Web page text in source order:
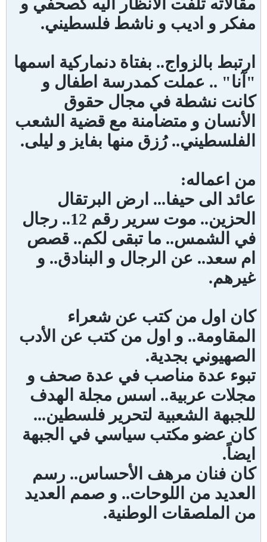
مقالاته تلفت الأنظار اليه كصحفي و
مفكر و اديب و ناشط فلسطيني.
ارتبط بالزواج.. بفتاة دنماركية اسمها
"آنا" .. عملت كمدرسة اطفال و
كانت نشطة في مجال حقوق
الأنسان و متضامنة مع قضية الشعب
الفلسطيني.. رُزق منها بفايز و ليلى.
من اعماله:
عائد الى حيفا... ارض البرتقال
الحزين.. موت سرير رقم 12.. رجال
في الشمس.. ما تبقى لكم.. قصص
ام سعد.. عن الرجال و البنادق.. و
غيرهم.
كان اول من كتب عن شعراء
المقاومة.. و اول من كتب عن الأدب
الصهيوني بجدية.
تبوء عدة مناصب في عدة صحف و
مجلات عربية.. اسس مجلة الهدف
للجبهة الشعبية لتحرير فلسطين...
كان عضو مكتب سياسي في الجبهة
ايضاً.
كان فنان مرهف الأحساس.. رسم
العديد من اللوحات.. و صمم العديد
من الملصقات الوطنية.